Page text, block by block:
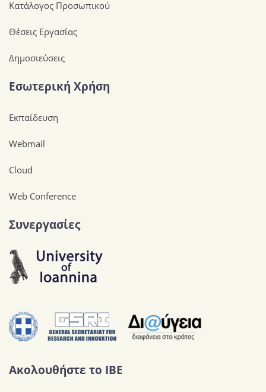
Κατάλογος Προσωπικού
Θέσεις Εργασίας
Δημοσιεύσεις
Εσωτερική Χρήση
Εκπαίδευση
Webmail
Cloud
Web Conference
Συνεργασίες
Ακολουθήστε το IBE